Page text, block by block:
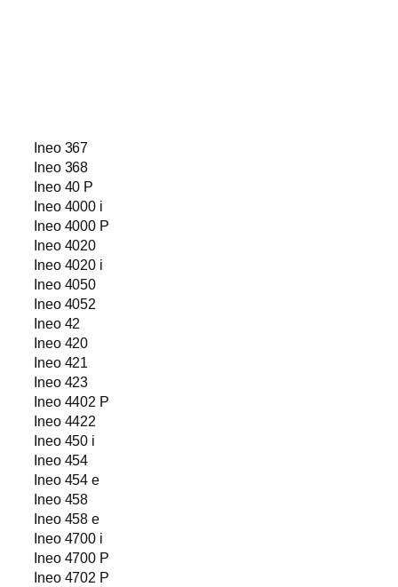
Ineo 367
Ineo 368
Ineo 40 P
Ineo 4000 i
Ineo 4000 P
Ineo 4020
Ineo 4020 i
Ineo 4050
Ineo 4052
Ineo 42
Ineo 420
Ineo 421
Ineo 423
Ineo 4402 P
Ineo 4422
Ineo 450 i
Ineo 454
Ineo 454 e
Ineo 458
Ineo 458 e
Ineo 4700 i
Ineo 4700 P
Ineo 4702 P